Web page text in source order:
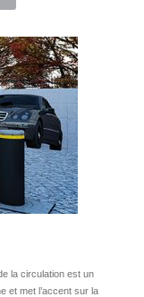
la circulation est un
et met l’accent sur la